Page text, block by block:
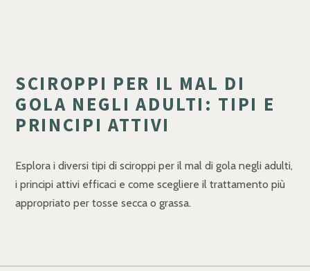
SCIROPPI PER IL MAL DI
GOLA NEGLI ADULTI: TIPI E
PRINCIPI ATTIVI
Esplora i diversi tipi di sciroppi per il mal di gola negli adulti,
i principi attivi efficaci e come scegliere il trattamento più
appropriato per tosse secca o grassa.